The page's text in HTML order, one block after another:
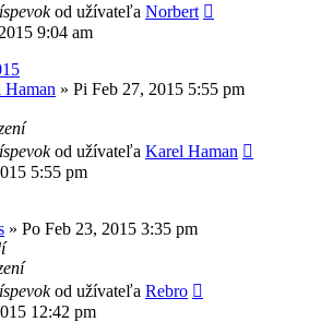
od užívateľa Norbert
9:04 am
Haman » Pi Feb 27, 2015 5:55 pm
od užívateľa Karel Haman
5:55 pm
» Po Feb 23, 2015 3:35 pm
od užívateľa Rebro
12:42 pm